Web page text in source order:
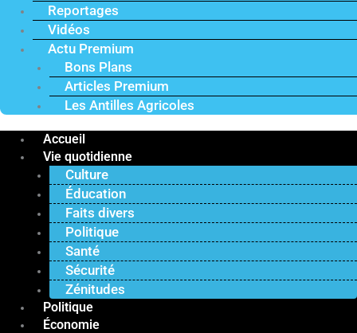
Reportages
Vidéos
Actu Premium
Bons Plans
Articles Premium
Les Antilles Agricoles
Accueil
Vie quotidienne
Culture
Éducation
Faits divers
Politique
Santé
Sécurité
Zénitudes
Politique
Économie